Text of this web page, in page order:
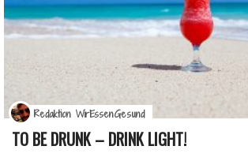
TO BE DRUNK – DRINK LIGHT!
Redaktion WirEssenGesund